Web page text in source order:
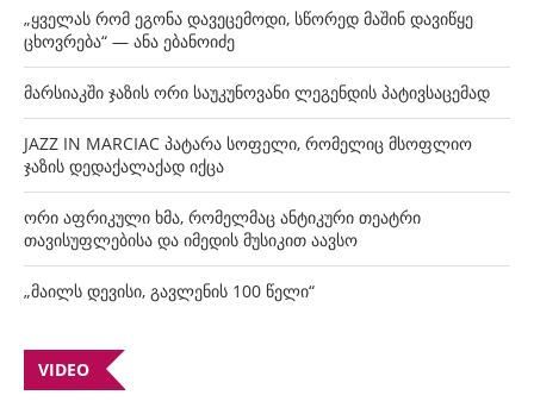
„ყველას რომ ეგონა დავეცემოდი, სწორედ მაშინ დავიწყე
ცხოვრება“ — ანა ებანოიძე
მარსიაკში ჯაზის ორი საუკუნოვანი ლეგენდის პატივსაცემად
JAZZ IN MARCIAC პატარა სოფელი, რომელიც მსოფლიო
ჯაზის დედაქალაქად იქცა
ორი აფრიკული ხმა, რომელმაც ანტიკური თეატრი
თავისუფლებისა და იმედის მუსიკით აავსო
„მაილს დევისი, გავლენის 100 წელი“
VIDEO